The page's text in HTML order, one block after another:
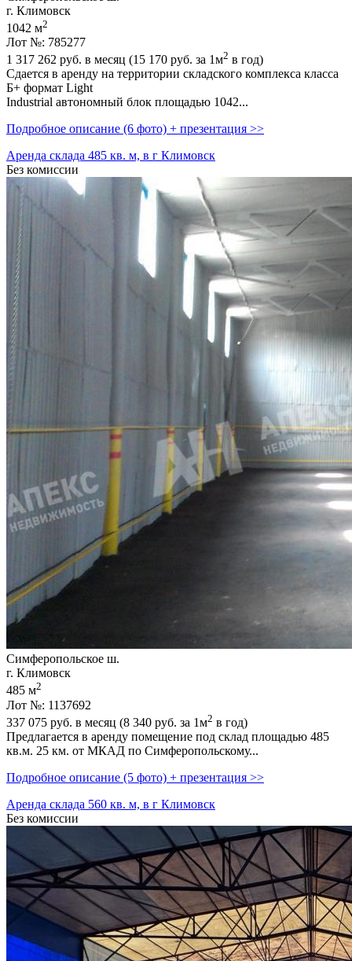
г. Климовск
1042 м2
Лот №: 785277
1 317 262 руб. в месяц (15 170 руб. за 1м2 в год)
Сдается в аренду на территории складского комплекса класса
Б+ формат Light
Industrial автономный блок площадью 1042...
Подробное описание (6 фото) + презентация >>
Аренда склада 485 кв. м, в г Климовск
Без комиссии
Симферопольское ш.
г. Климовск
485 м2
Лот №: 1137692
337 075 руб. в месяц (8 340 руб. за 1м2 в год)
Предлагается в аренду помещение под склад площадью 485
кв.м. 25 км. от МКАД по Симферопольскому...
Подробное описание (5 фото) + презентация >>
Аренда склада 560 кв. м, в г Климовск
Без комиссии